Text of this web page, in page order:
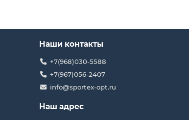
Наши контакты
+7(968)030-5588
+7(967)056-2407
info@sportex-opt.ru
Наш адрес